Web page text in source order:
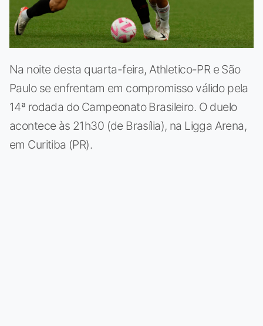
Na noite desta quarta-feira, Athletico-PR e São
Paulo se enfrentam em compromisso válido pela
14ª rodada do Campeonato Brasileiro. O duelo
acontece às 21h30 (de Brasília), na Ligga Arena,
em Curitiba (PR).